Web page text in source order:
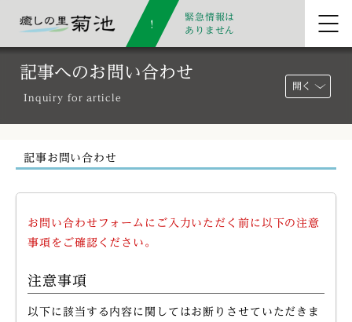
緊急情報は
ありません
記事へのお問い合わせ
Inquiry for article
開く
記事お問い合わせ
お問い合わせフォームにご入力いただく前に以下の注意
事項をご確認ください。
注意事項
以下に該当する内容に関してはお断りさせていただきま